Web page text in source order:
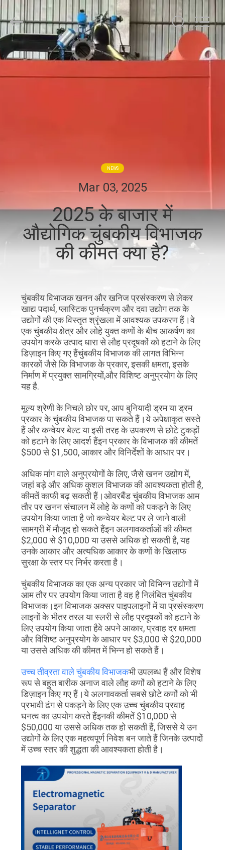
घर
कारखाना
भ्रमण
गुणवत्ता
समाचार
ज्ञान
मामलों
साइटमैप
PRIVACY
POLICY
Zhongtai
Machinery
Co.,
Ltd..
All
Rights
NEWS
Mar 03, 2025
2025 के बाजार में
औद्योगिक चुंबकीय विभाजक
की कीमत क्या है?
चुंबकीय विभाजक खनन और खनिज प्रसंस्करण से लेकर
खाद्य पदार्थ, प्लास्टिक पुनर्चक्रण और दवा उद्योग तक के
उद्योगों की एक विस्तृत श्रृंखला में आवश्यक उपकरण हैं।वे
एक चुंबकीय क्षेत्र और लोहे युक्त कणों के बीच आकर्षण का
उपयोग करके उत्पाद धारा से लौह प्रदूषकों को हटाने के लिए
डिज़ाइन किए गए हैंचुंबकीय विभाजक की लागत विभिन्न
कारकों जैसे कि विभाजक के प्रकार, इसकी क्षमता, इसके
निर्माण में प्रयुक्त सामग्रियों,और विशिष्ट अनुप्रयोग के लिए
यह है.
मूल्य श्रेणी के निचले छोर पर, आप बुनियादी ड्रम या ड्रम
प्रकार के चुंबकीय विभाजक पा सकते हैं।ये अपेक्षाकृत सस्ते
हैं और कन्वेयर बेल्ट या इसी तरह के उपकरण से छोटे टुकड़ों
को हटाने के लिए आदर्श हैंइन प्रकार के विभाजक की कीमतें
$500 से $1,500, आकार और विनिर्देशों के आधार पर।
अधिक मांग वाले अनुप्रयोगों के लिए, जैसे खनन उद्योग में,
जहां बड़े और अधिक कुशल विभाजक की आवश्यकता होती है,
कीमतें काफी बढ़ सकती हैं।ओवरबैंड चुंबकीय विभाजक आम
तौर पर खनन संचालन में लोहे के कणों को पकड़ने के लिए
उपयोग किया जाता है जो कन्वेयर बेल्ट पर ले जाने वाली
सामग्री में मौजूद हो सकते हैंइन अलगावकर्ताओं की कीमत
$2,000 से $10,000 या उससे अधिक हो सकती है, यह
उनके आकार और अत्यधिक आकार के कणों के खिलाफ
सुरक्षा के स्तर पर निर्भर करता है।
चुंबकीय विभाजक का एक अन्य प्रकार जो विभिन्न उद्योगों में
आम तौर पर उपयोग किया जाता है वह है निलंबित चुंबकीय
विभाजक।इन विभाजक अक्सर पाइपलाइनों में या प्रसंस्करण
लाइनों के भीतर तरल या स्लरी से लौह प्रदूषकों को हटाने के
लिए उपयोग किया जाता हैवे अपने आकार, प्रवाह दर क्षमता
और विशिष्ट अनुप्रयोग के आधार पर $3,000 से $20,000
या उससे अधिक की कीमत में भिन्न हो सकते हैं।
उच्च तीव्रता वाले चुंबकीय विभाजकभी उपलब्ध हैं और विशेष
रूप से बहुत बारीक अनाज वाले लौह कणों को हटाने के लिए
डिज़ाइन किए गए हैं।ये अलगावकर्ता सबसे छोटे कणों को भी
प्रभावी ढंग से पकड़ने के लिए एक उच्च चुंबकीय प्रवाह
घनत्व का उपयोग करते हैंइनकी कीमतें $10,000 से
$50,000 या उससे अधिक तक हो सकती हैं, जिससे ये उन
उद्योगों के लिए एक महत्वपूर्ण निवेश बन जाते हैं जिनके उत्पादों
में उच्च स्तर की शुद्धता की आवश्यकता होती है।